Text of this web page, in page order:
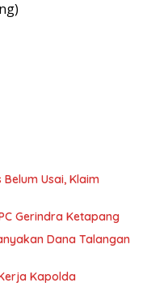
Usai, Klaim
Gerindra Ketapang
Dana Talangan
Kapolda